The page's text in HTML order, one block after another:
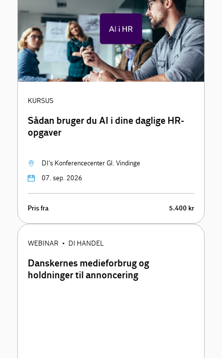
KURSUS
Sådan bruger du AI i dine daglige HR-
opgaver
DI's Konferencecenter Gl. Vindinge
07. sep. 2026
Pris fra 5.400 kr
WEBINAR • DI HANDEL
Danskernes medieforbrug og
holdninger til annoncering